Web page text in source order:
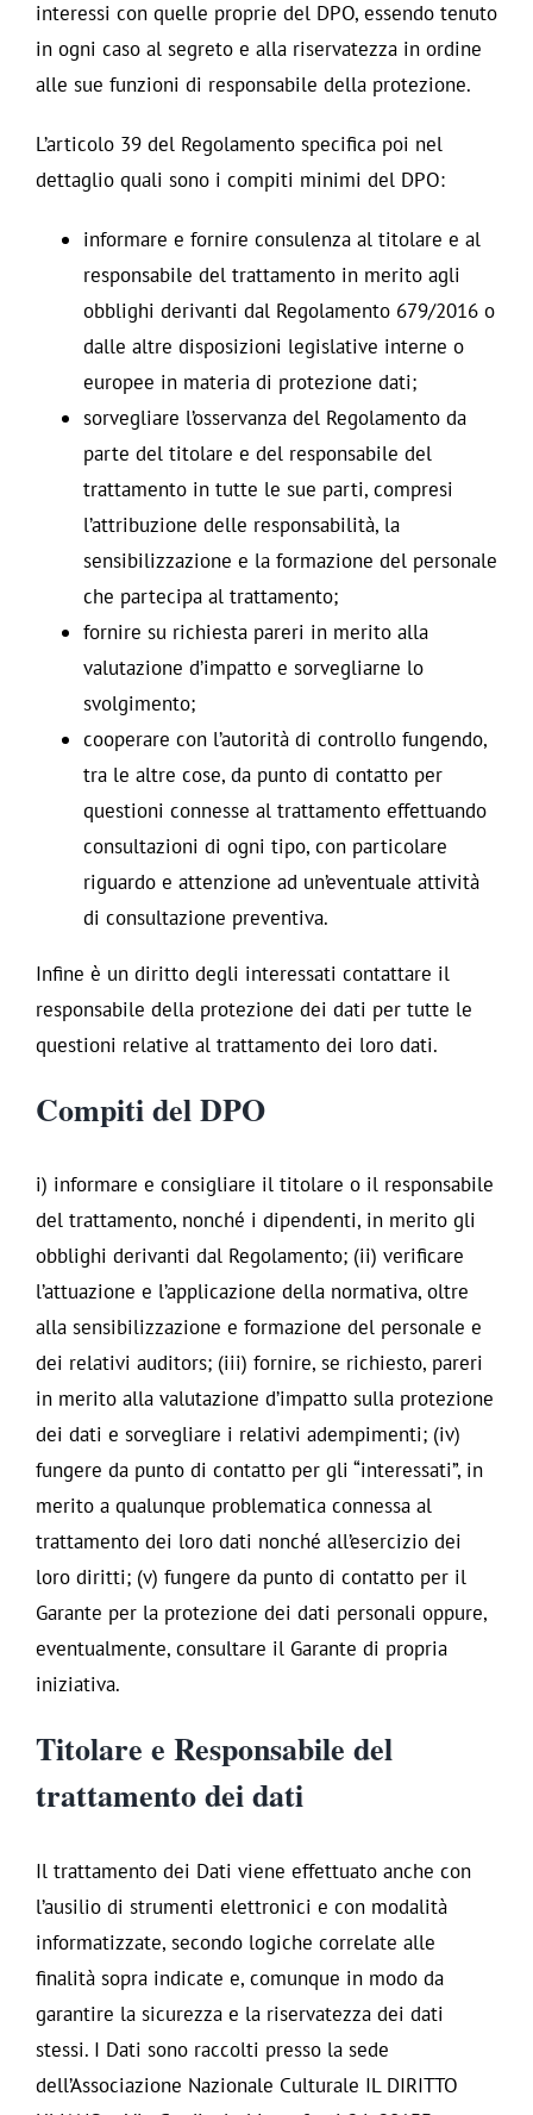
interessi con quelle proprie del DPO, essendo tenuto
in ogni caso al segreto e alla riservatezza in ordine
alle sue funzioni di responsabile della protezione.
L’articolo 39 del Regolamento specifica poi nel
dettaglio quali sono i compiti minimi del DPO:
informare e fornire consulenza al titolare e al
responsabile del trattamento in merito agli
obblighi derivanti dal Regolamento 679/2016 o
dalle altre disposizioni legislative interne o
europee in materia di protezione dati;
sorvegliare l’osservanza del Regolamento da
parte del titolare e del responsabile del
trattamento in tutte le sue parti, compresi
l’attribuzione delle responsabilità, la
sensibilizzazione e la formazione del personale
che partecipa al trattamento;
fornire su richiesta pareri in merito alla
valutazione d’impatto e sorvegliarne lo
svolgimento;
cooperare con l’autorità di controllo fungendo,
tra le altre cose, da punto di contatto per
questioni connesse al trattamento effettuando
consultazioni di ogni tipo, con particolare
riguardo e attenzione ad un’eventuale attività
di consultazione preventiva.
Infine è un diritto degli interessati contattare il
responsabile della protezione dei dati per tutte le
questioni relative al trattamento dei loro dati.
Compiti del DPO
i) informare e consigliare il titolare o il responsabile
del trattamento, nonché i dipendenti, in merito gli
obblighi derivanti dal Regolamento; (ii) verificare
l’attuazione e l’applicazione della normativa, oltre
alla sensibilizzazione e formazione del personale e
dei relativi auditors; (iii) fornire, se richiesto, pareri
in merito alla valutazione d’impatto sulla protezione
dei dati e sorvegliare i relativi adempimenti; (iv)
fungere da punto di contatto per gli “interessati”, in
merito a qualunque problematica connessa al
trattamento dei loro dati nonché all’esercizio dei
loro diritti; (v) fungere da punto di contatto per il
Garante per la protezione dei dati personali oppure,
eventualmente, consultare il Garante di propria
iniziativa.
Titolare e Responsabile del
trattamento dei dati
Il trattamento dei Dati viene effettuato anche con
l’ausilio di strumenti elettronici e con modalità
informatizzate, secondo logiche correlate alle
finalità sopra indicate e, comunque in modo da
garantire la sicurezza e la riservatezza dei dati
stessi. I Dati sono raccolti presso la sede
dell’Associazione Nazionale Culturale IL DIRITTO